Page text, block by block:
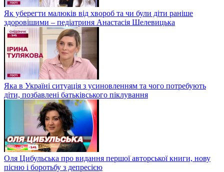
Як уберегти малюків від хвороб та чи були діти раніше
здоровішими – педіатриня Анастасія Шелевицька
Яка в Україні ситуація з усиновленням та чого потребують
діти, позбавлені батьківського піклування
Оля Цибульська про видання першої авторської книги, нову
пісню і боротьбу з депресією